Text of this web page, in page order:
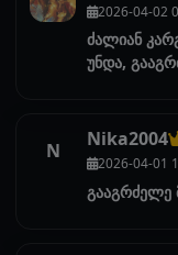
2026-04-02
ძალიან
უნდა,
N Nika2004
2026-04-01
გააგრძელე